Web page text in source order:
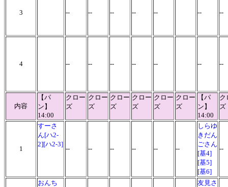
3 -- -- -- -- -- -- --
4 -- -- -- -- -- -- --
内容
【パ
ン】
14:00
クロー
ズ
クロー
ズ
クロー
ズ
クロー
ズ
クロー
ズ
クロー
ズ
【パ
ン】
14:00
ク
ズ
1
すーさ
ん[ハ2-
2][ハ2-3]
-- -- -- -- -- --
しらゆ
きだん
ごさん
[基4]
[基5]
[基6]
おんち
友見さ